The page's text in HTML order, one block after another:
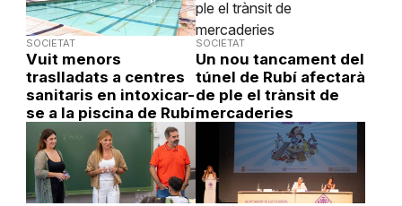
SOCIETAT
Vuit menors
traslladats a centres
sanitaris en intoxicar-
se a la piscina de Rubí
SOCIETAT
Un nou tancament del
túnel de Rubí afectarà
de ple el trànsit de
mercaderies